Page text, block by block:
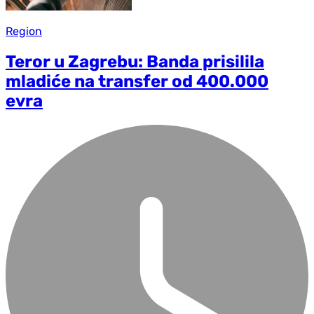
Region
Teror u Zagrebu: Banda prisilila
mladiće na transfer od 400.000
evra